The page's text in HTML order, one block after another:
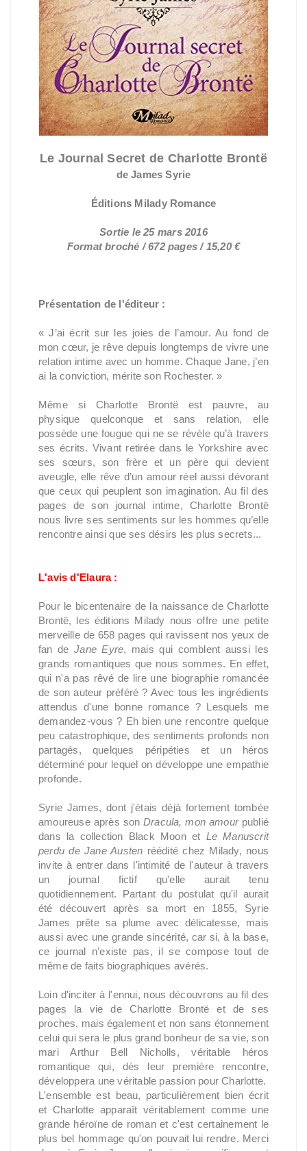
Le Journal Secret de Charlotte Brontë
de James Syrie
Éditions Milady Romance
Sortie le 25 mars 2016
Format broché / 672 pages / 15,20 €
Présentation de l'éditeur :
« J’ai écrit sur les joies de l’amour. Au fond de
mon cœur, je rêve depuis longtemps de vivre une
relation intime avec un homme. Chaque Jane, j’en
ai la conviction, mérite son Rochester. »
Même si Charlotte Brontë est pauvre, au
physique quelconque et sans relation, elle
possède une fougue qui ne se révèle qu’à travers
ses écrits. Vivant retirée dans le Yorkshire avec
ses sœurs, son frère et un père qui devient
aveugle, elle rêve d’un amour réel aussi dévorant
que ceux qui peuplent son imagination. Au fil des
pages de son journal intime, Charlotte Brontë
nous livre ses sentiments sur les hommes qu’elle
rencontre ainsi que ses désirs les plus secrets...
L'avis d'Elaura :
Pour le bicentenaire de la naissance de Charlotte
Brontë, les éditions Milady nous offre une petite
merveille de 658 pages qui ravissent nos yeux de
fan deJane Eyre, mais qui comblent aussi les
grands romantiques que nous sommes. En effet,
qui n'a pas rêvé de lire une biographie romancée
de son auteur préféré ? Avec tous les ingrédients
attendus d'une bonne romance ? Lesquels me
demandez-vous ? Eh bien une rencontre quelque
peu catastrophique, des sentiments profonds non
partagés, quelques péripéties et un héros
déterminé pour lequel on développe une empathie
profonde.
Syrie James, dont j'étais déjà fortement tombée
amoureuse après son Dracula, mon amourpublié
dans la collection Black Moon et Le Manuscrit
perdu de Jane Austen réédité chez Milady, nous
invite à entrer dans l'intimité de l'auteur à travers
un journal fictif qu'elle aurait tenu
quotidiennement. Partant du postulat qu'il aurait
été découvert après sa mort en 1855, Syrie
James prête sa plume avec délicatesse, mais
aussi avec une grande sincérité, car si, à la base,
ce journal n'existe pas, il se compose tout de
même de faits biographiques avérés.
Loin d'inciter à l'ennui, nous découvrons au fil des
pages la vie de Charlotte Brontë et de ses
proches, mais également et non sans étonnement
celui qui sera le plus grand bonheur de sa vie, son
mari Arthur Bell Nicholls, véritable héros
romantique qui, dès leur première rencontre,
développera une véritable passion pour Charlotte.
L'ensemble est beau, particulièrement bien écrit
et Charlotte apparaît véritablement comme une
grande héroïne de roman et c'est certainement le
plus bel hommage qu'on pouvait lui rendre. Merci